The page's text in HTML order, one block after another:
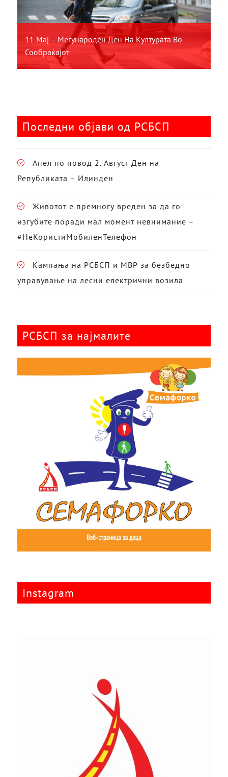
11 Мај – Меѓународен Ден На Културата Во
Сообраќајот
Последни објави од РСБСП
Апел по повод 2. Август Ден на
Републиката – Илинден
Животот е премногу вреден за да го
изгубите поради мал момент невнимание –
#НеКористиМобиленТелефон
Кампања на РСБСП и МВР за безбедно
управување на лесни електрични возила
РСБСП за најмалите
Instagram